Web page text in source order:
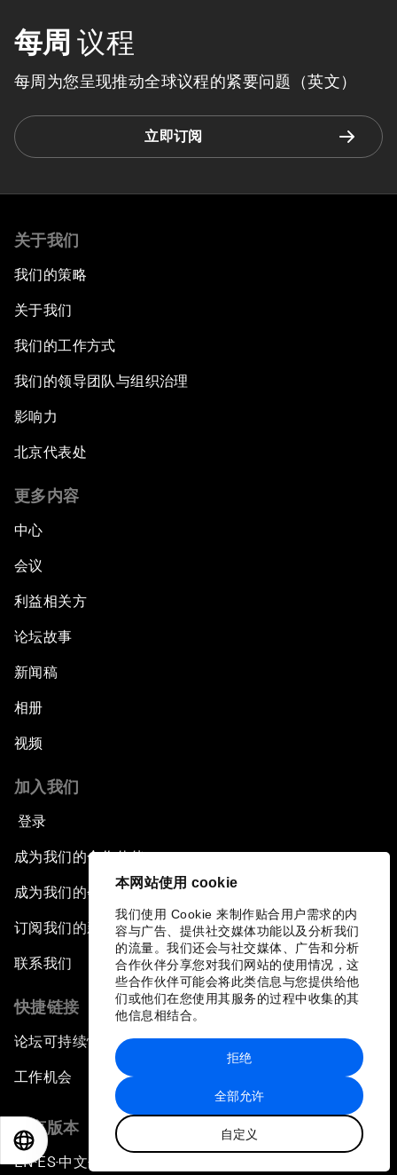
本网站使用 cookie
我们使用 Cookie 来制作贴合用户需求的内
容与广告、提供社交媒体功能以及分析我们
的流量。我们还会与社交媒体、广告和分析
合作伙伴分享您对我们网站的使用情况，这
些合作伙伴可能会将此类信息与您提供给他
们或他们在您使用其服务的过程中收集的其
他信息相结合。
全部允许
自定义
拒绝
每周 议程
每周为您呈现推动全球议程的紧要问题（英文）
立即订阅
关于我们
我们的策略
关于我们
我们的工作方式
我们的领导团队与组织治理
影响力
北京代表处
更多内容
中心
会议
利益相关方
论坛故事
新闻稿
相册
视频
加入我们
登录
成为我们的合作伙伴
成为我们的会员
订阅我们的新闻稿
联系我们
快捷链接
论坛可持续性
工作机会
语言版本
EN▪ES▪中文▪